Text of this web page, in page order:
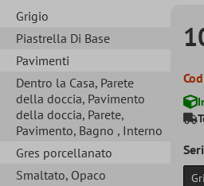
Grigio
Piastrella Di Base
Pavimenti
Dentro la Casa, Parete
della doccia, Pavimento
della doccia, Parete,
Pavimento, Bagno , Interno
Gres porcellanato
Smaltato, Opaco